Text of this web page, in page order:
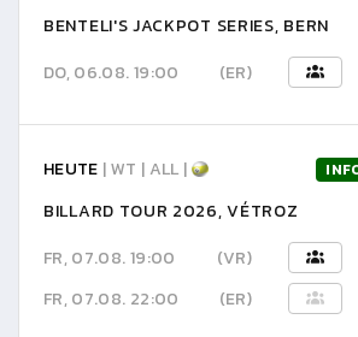
BENTELI'S JACKPOT SERIES, BERN
DO, 06.08. 19:00
(ER)
HEUTE | WT | ALL |
BILLARD TOUR 2026, VÉTROZ
FR, 07.08. 19:00
(VR)
FR, 07.08. 22:00
(ER)